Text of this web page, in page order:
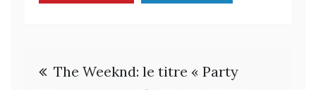
Navigation
The Weeknd: le titre « Party